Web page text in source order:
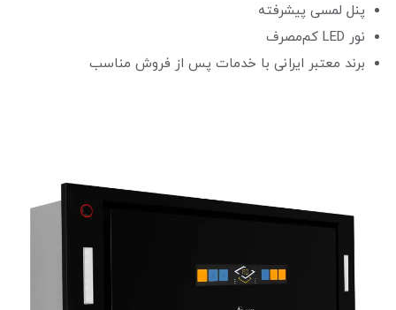
پنل لمسی پیشرفته
نور LED کم‌مصرف
برند معتبر ایرانی با خدمات پس از فروش مناسب